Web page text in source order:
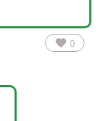
favorite 0